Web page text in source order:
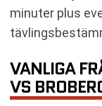
minuter plus
VANLIGA
VS